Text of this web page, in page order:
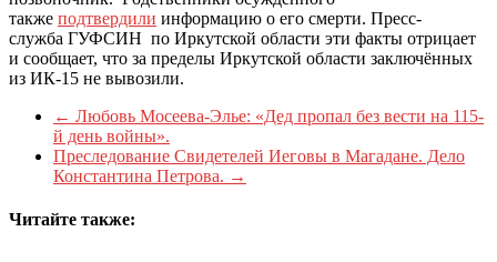
также подтвердили информацию о его смерти. Пресс-
служба ГУФСИН по Иркутской области эти факты отрицает
и сообщает, что за пределы Иркутской области заключённых
из ИК-15 не вывозили.
← Любовь Мосеева-Элье: «Дед пропал без вести на 115-
й день войны».
Преследование Свидетелей Иеговы в Магадане. Дело
Константина Петрова. →
Читайте также: